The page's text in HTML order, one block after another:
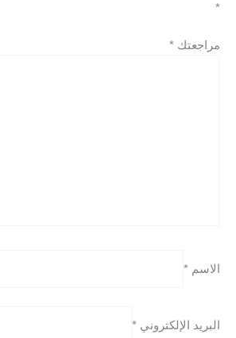
*
مراجعتك *
الاسم *
البريد الإلكتروني *